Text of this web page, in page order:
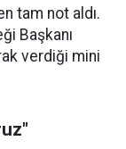
tam not aldı.
Başkanı
verdiği mini